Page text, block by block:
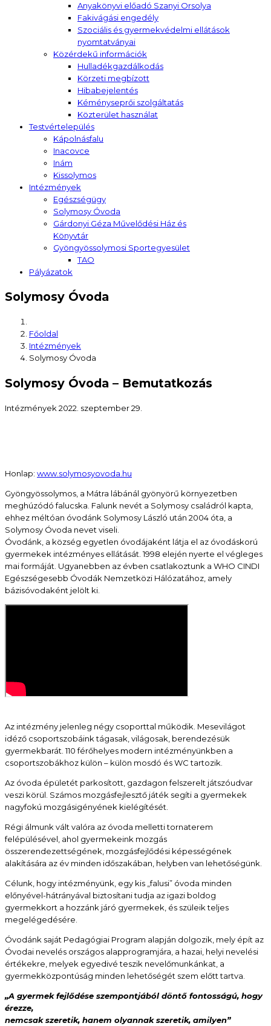
Anyakönyvi előadó Szanyi Orsolya
Fakivágási engedély
Szociális és gyermekvédelmi ellátások
nyomtatványai
Közérdekű információk
Hulladékgazdálkodás
Körzeti megbízott
Hibabejelentés
Kéményseprői szolgáltatás
Közterület használat
Testvértelepülés
Kápolnásfalu
Inacovce
Inám
Kissolymos
Intézmények
Egészségügy
Solymosy Óvoda
Gárdonyi Géza Művelődési Ház és
Könyvtár
Gyöngyössolymosi Sportegyesület
TAO
Pályázatok
Solymosy Óvoda
Főoldal
Intézmények
Solymosy Óvoda
Solymosy Óvoda – Bemutatkozás
Intézmények 2022. szeptember 29.
Honlap: www.solymosyovoda.hu
Gyöngyössolymos, a Mátra lábánál gyönyörű környezetben
meghúzódó falucska. Falunk nevét a Solymosy családról kapta,
ehhez méltóan óvodánk Solymosy László után 2004 óta, a
Solymosy Óvoda nevet viseli.
Óvodánk, a község egyetlen óvodájaként látja el az óvodáskorú
gyermekek intézményes ellátását. 1998 elején nyerte el végleges
mai formáját. Ugyanebben az évben csatlakoztunk a WHO CINDI
Egészségesebb Óvodák Nemzetközi Hálózatához, amely
bázisóvodaként jelölt ki.
Az intézmény jelenleg négy csoporttal működik. Mesevilágot
idéző csoportszobáink tágasak, világosak, berendezésük
gyermekbarát. 110 férőhelyes modern intézményünkben a
csoportszobákhoz külön – külön mosdó és WC tartozik.
Az óvoda épületét parkosított, gazdagon felszerelt játszóudvar
veszi körül. Számos mozgásfejlesztő játék segíti a gyermekek
nagyfokú mozgásigényének kielégítését.
Régi álmunk vált valóra az óvoda melletti tornaterem
felépülésével, ahol gyermekeink mozgás
összerendezettségének, mozgásfejlődési képességének
alakítására az év minden időszakában, helyben van lehetőségünk.
Célunk, hogy intézményünk, egy kis „falusi” óvoda minden
előnyével-hátrányával biztosítani tudja az igazi boldog
gyermekkort a hozzánk járó gyermekek, és szüleik teljes
megelégedésére.
Óvodánk saját Pedagógiai Program alapján dolgozik, mely épít az
Óvodai nevelés országos alapprogramjára, a hazai, helyi nevelési
értékekre, melyek egyedivé teszik nevelőmunkánkat, a
gyermekközpontúság minden lehetőségét szem előtt tartva.
„A gyermek fejlődése szempontjából döntő fontosságú, hogy
érezze,
nemcsak szeretik, hanem olyannak szeretik, amilyen”